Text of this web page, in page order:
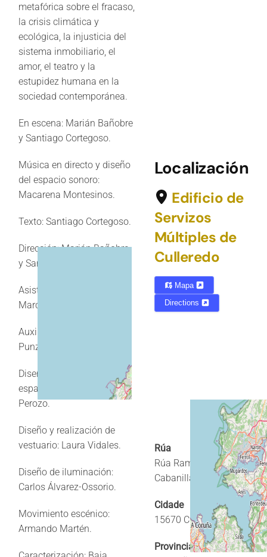
metafórica sobre el fracaso,
la crisis climática y
ecológica, la injusticia del
sistema inmobiliario, el
amor, el teatro y la
estupidez humana en la
sociedad contemporánea.
En escena: Marián Bañobre
y Santiago Cortegoso.
Música en directo y diseño
del espacio sonoro:
Macarena Montesinos.
Texto: Santiago Cortegoso.
Dirección: Marián Bañobre
y Santiago Cortegoso.
Asistencia de dirección:
Marcos PTT.
Auxiliar de dirección: Gloria
Punzano.
Diseño y realización del
espacio escénico: Jose
Perozo.
Diseño y realización de
vestuario: Laura Vidales.
Diseño de iluminación:
Carlos Álvarez-Ossorio.
Movimiento escénico:
Armando Martén.
Localización
Edificio de
Servizos
Múltiples de
Culleredo
Mapa
Directions
Rúa
Rúa Ramón
Cabanillas 14
Cidade
15670 Culleredo
Provincia